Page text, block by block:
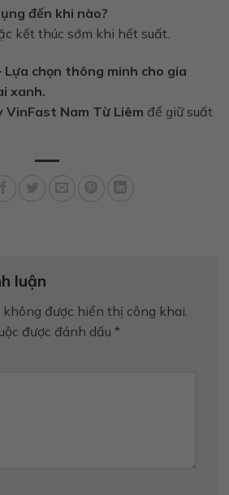
đến khi nào?
kết thúc sớm khi hết suất.
Lựa chọn thông minh cho gia
xanh.
VinFast Nam Từ Liêm để giữ suất
luận
được hiển thị công khai.
được đánh dấu *